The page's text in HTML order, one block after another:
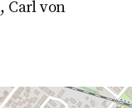
Carl von